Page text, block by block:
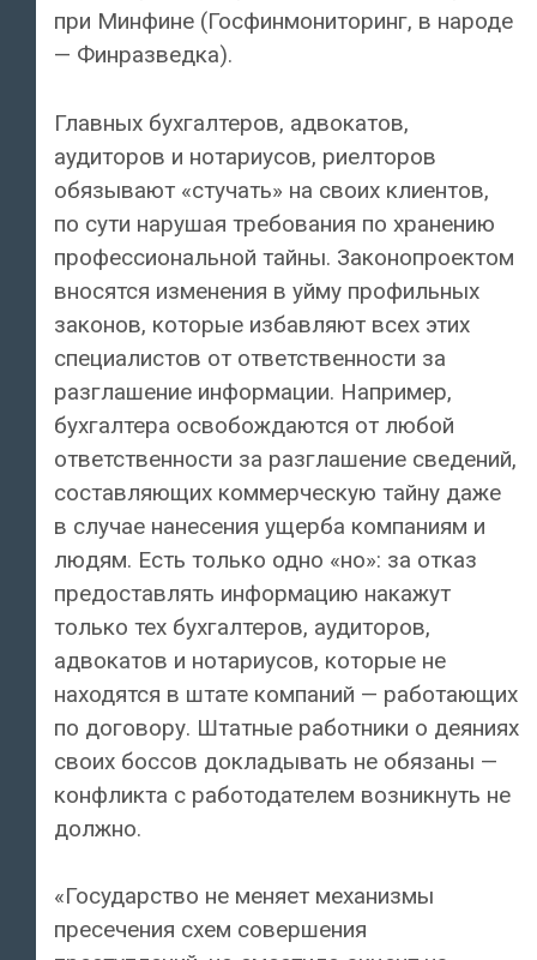
при Минфине (Госфинмониторинг, в народе
— Финразведка).
Главных бухгалтеров, адвокатов,
аудиторов и нотариусов, риелторов
обязывают «стучать» на своих клиентов,
по сути нарушая требования по хранению
профессиональной тайны. Законопроектом
вносятся изменения в уйму профильных
законов, которые избавляют всех этих
специалистов от ответственности за
разглашение информации. Например,
бухгалтера освобождаются от любой
ответственности за разглашение сведений,
составляющих коммерческую тайну даже
в случае нанесения ущерба компаниям и
людям. Есть только одно «но»: за отказ
предоставлять информацию накажут
только тех бухгалтеров, аудиторов,
адвокатов и нотариусов, которые не
находятся в штате компаний — работающих
по договору. Штатные работники о деяниях
своих боссов докладывать не обязаны —
конфликта с работодателем возникнуть не
должно.
«Государство не меняет механизмы
пресечения схем совершения